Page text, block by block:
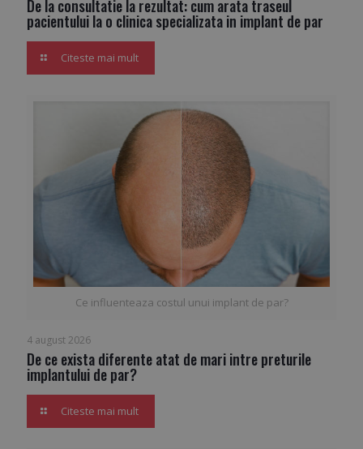
De la consultatie la rezultat: cum arata traseul
pacientului la o clinica specializata in implant de par
Citeste mai mult
Ce influenteaza costul unui implant de par?
4 august 2026
De ce exista diferente atat de mari intre preturile
implantului de par?
Citeste mai mult